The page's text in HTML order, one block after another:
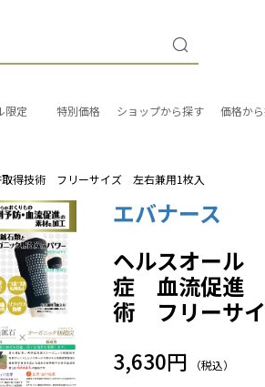
限定 特別価格 ショップから探す 価格か
得技術 フリーサイズ 左右兼用1枚入
エバナース
ヘルスオール
症 血流促進
術 フリーサ
3,630円 （税込）